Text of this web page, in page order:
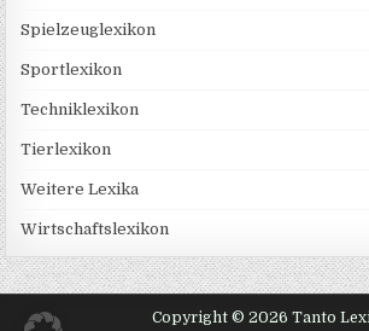
Spielzeuglexikon
Sportlexikon
Techniklexikon
Tierlexikon
Weitere Lexika
Wirtschaftslexikon
Copyright © 2026 Tanto